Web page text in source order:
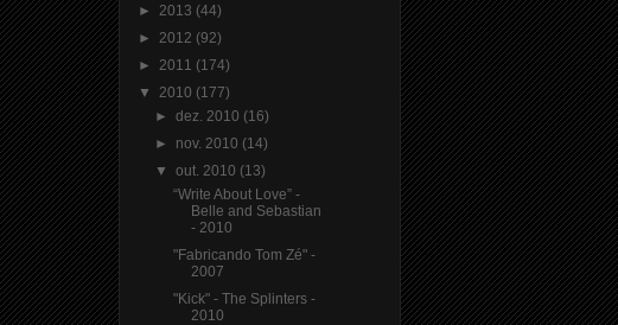
► 2013 (44)
► 2012 (92)
► 2011 (174)
▼ 2010 (177)
►dez. 2010 (16)
► nov. 2010 (14)
▼out. 2010 (13)
“Write About Love” -
Belle and Sebastian
- 2010
"Fabricando Tom Zé" -
2007
"Kick" - The Splinters -
2010